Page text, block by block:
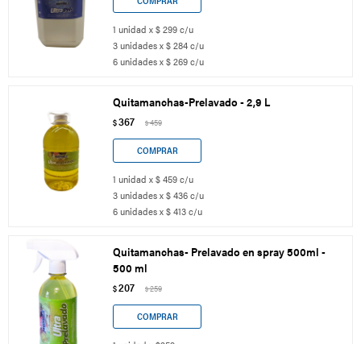
1 unidad x $ 299 c/u
3 unidades x $ 284 c/u
6 unidades x $ 269 c/u
Quitamanchas-Prelavado - 2,9 L
$367 $459
1 unidad x $ 459 c/u
3 unidades x $ 436 c/u
6 unidades x $ 413 c/u
Quitamanchas- Prelavado en spray 500ml -
500 ml
$207 $259